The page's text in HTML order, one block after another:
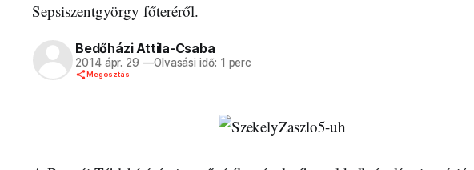
Sepsiszentgyörgy főteréről.
Bedőházi Attila-Csaba
2014 ápr. 29 —Olvasási idő: 1 perc
Megosztás